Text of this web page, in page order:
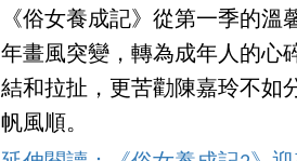
《俗女養成記》從第一季的
年畫風突變，轉為成年人的心
結和拉扯，更苦勸陳嘉玲不如
帆風順。